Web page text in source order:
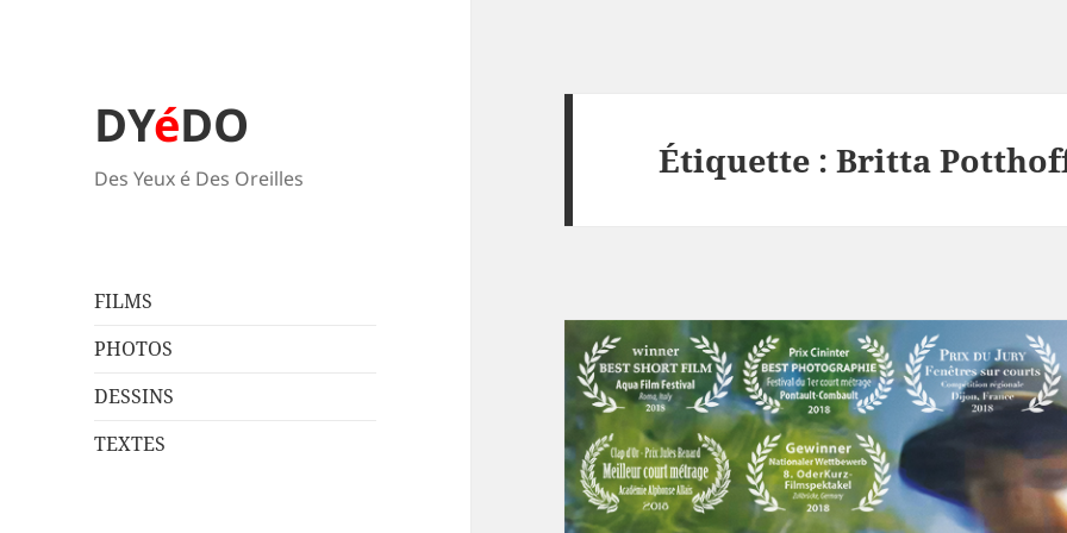
DYéDO
Des Yeux é Des Oreilles
FILMS
PHOTOS
DESSINS
TEXTES
Étiquette :Britta